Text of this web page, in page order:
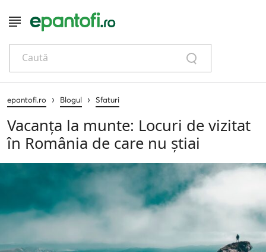
Caută
epantofi.ro › Blogul › Sfaturi
Vacanța la munte: Locuri de vizitat
în România de care nu știai